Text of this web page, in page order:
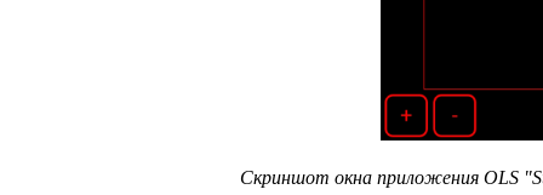
Скриншот окна приложения OLS